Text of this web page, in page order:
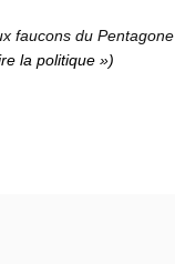
faucons du Pentagone
la politique »)